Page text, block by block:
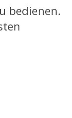
bedienen.